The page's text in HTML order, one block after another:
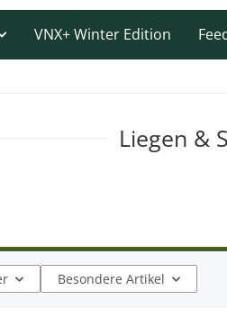
VNX+ Winter Edition
Liegen &
Besondere Artikel